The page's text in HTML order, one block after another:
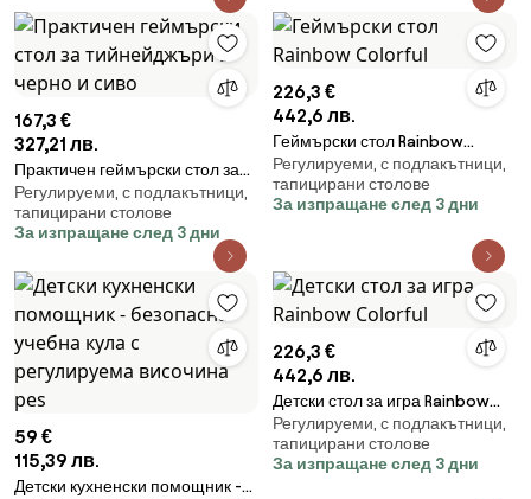
167,3 €
327,21 лв.
Практичен геймърски стол за
тийнейджъри в черно и сиво
Регулируеми, с подлакътници,
тапицирани столове
За изпращане след 3 дни
226,3 €
442,6 лв.
Геймърски стол Rainbow
Colorful
Регулируеми, с подлакътници,
тапицирани столове
За изпращане след 3 дни
59 €
115,39 лв.
Детски кухненски помощник -
226,3 €
442,6 лв.
Детски стол за игра Rainbow
Colorful
Регулируеми, с подлакътници,
тапицирани столове
За изпращане след 3 дни